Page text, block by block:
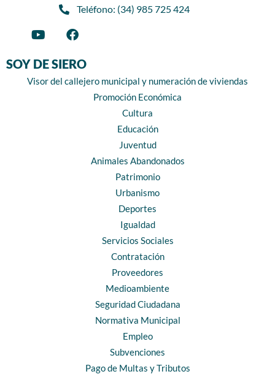
Teléfono: (34) 985 725 424
SOY DE SIERO
Visor del callejero municipal y numeración de viviendas
Promoción Económica
Cultura
Educación
Juventud
Animales Abandonados
Patrimonio
Urbanismo
Deportes
Igualdad
Servicios Sociales
Contratación
Proveedores
Medioambiente
Seguridad Ciudadana
Normativa Municipal
Empleo
Subvenciones
Pago de Multas y Tributos